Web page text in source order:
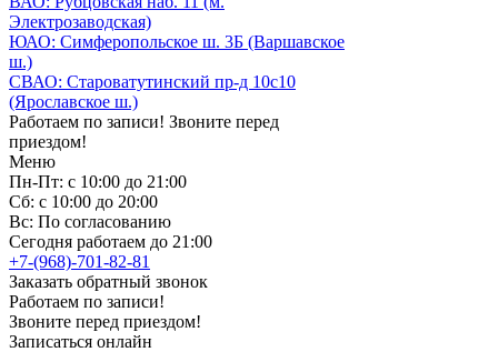
Электрозаводская)
ЮАО: Симферопольское ш. 3Б (Варшавское
ш.)
СВАО: Староватутинский пр-д 10с10
(Ярославское ш.)
Работаем по записи! Звоните перед
приездом!
Меню
Пн-Пт: с 10:00 до 21:00
Сб: с 10:00 до 20:00
Вс: По согласованию
Сегодня работаем до 21:00
+7-(968)-701-82-81
Заказать обратный звонок
Работаем по записи!
Звоните перед приездом!
Записаться онлайн